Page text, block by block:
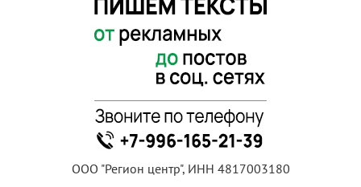
ООО "Регион центр", ИНН 4817003180